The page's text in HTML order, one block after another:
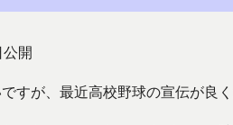
開
すが、最近高校野球の宣伝が良